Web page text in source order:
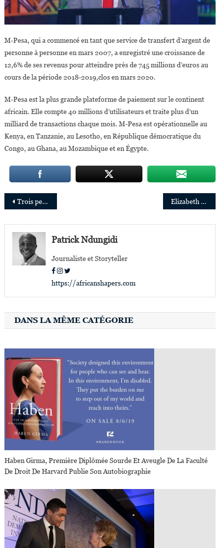
M-Pesa, qui a commencé en tant que service de transfert d’argent de
personne à personne en mars 2007, a enregistré une croissance de
12,6% de ses revenus pour atteindre près de 745 millions d’euros au
cours de la période 2018-2019,clos en mars 2020.
M-Pesa est la plus grande plateforme de paiement sur le continent
africain. Elle compte 40 millions d’utilisateurs et traite plus d’un
milliard de transactions chaque mois. M-Pesa est opérationnelle au
Kenya, en Tanzanie, au Lesotho, en République démocratique du
Congo, au Ghana, au Mozambique et en Égypte.
Navigation
de
l’article
Trois personnalités africaines nommées au Conseil de surveillance de Facebook et Instagram Elizabeth Jack-Rich,27ans,jeune entrepreneure engagée dans l’autonomisation des femmes
Patrick Ndungidi
Journaliste et Storyteller
https://africanshapers.com
DANS LA MÊME CATÉGORIE
Haben Girma, Première Diplômée Sourde Et Aveugle De La Faculté
De Droit De Harvard Publie Son Autobiographie